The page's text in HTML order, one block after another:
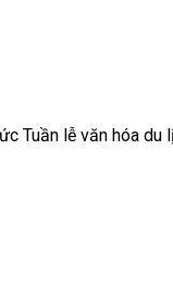
Tuần lễ văn hóa du